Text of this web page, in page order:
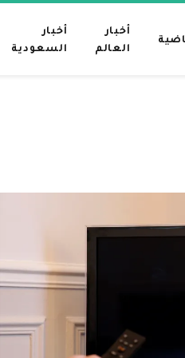
أخبار
العالم
أخبار
السعودية